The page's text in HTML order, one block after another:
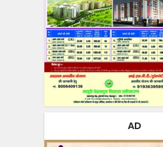
AD